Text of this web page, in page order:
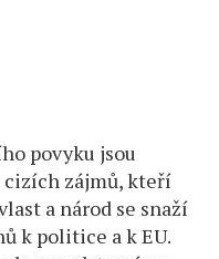
povyku jsou
cizích zájmů, kteří
a národ se snaží
k politice a k EU.